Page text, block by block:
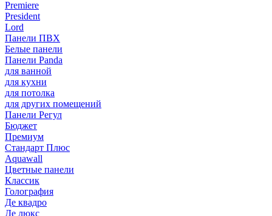
Premiere
President
Lord
Панели ПВХ
Белые панели
Панели Panda
для ванной
для кухни
для потолка
для других помещений
Панели Регул
Бюджет
Премиум
Стандарт Плюс
Aquawall
Цветные панели
Классик
Голография
Де квадро
Де люкс